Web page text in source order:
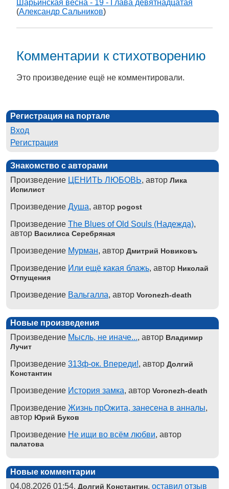
Шарьинская весна - 19 - Глава девятнадцатая
(Александр Сальников)
Комментарии к стихотворению
Это произведение ещё не комментировали.
Регистрация на портале
Вход
Регистрация
Знакомство с авторами
Произведение ЦЕНИТЬ ЛЮБОВЬ, автор Лика
Испилист
Произведение Душа, автор pogost
Произведение The Blues of Old Souls (Надежда),
автор Василиса Серебряная
Произведение Мурман, автор Дмитрий Новиковъ
Произведение Или ещё какая блажь, автор Николай
Отпущения
Произведение Вальгалла, автор Voronezh-death
Новые произведения
Произведение Мысль, не иначе..., автор Владимир
Лучит
Произведение 313ф-ок. Впереди!, автор Долгий
Константин
Произведение История замка, автор Voronezh-death
Произведение Жизнь прОжита, занесена в анналы,
автор Юрий Буков
Произведение Не ищи во всём любви, автор
палатова
Новые комментарии
04.08.2026 01:54, Долгий Константин, оставил отзыв